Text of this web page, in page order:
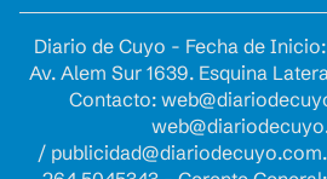
Diario de Cuyo - Fecha de
Av. Alem Sur 1639. Esquina
Contacto:
/